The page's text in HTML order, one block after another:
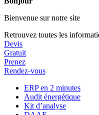
Bienvenue sur notre site
Retrouvez toutes les
Devis
Gratuit
Prenez
Rendez-vous
ERP en 2 minutes
Audit énergétique
Kit d’analyse